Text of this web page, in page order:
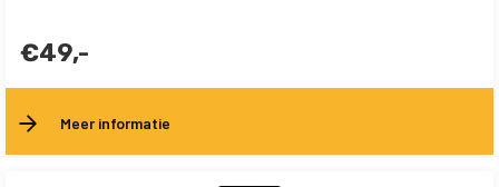
€49,-
Meer informatie